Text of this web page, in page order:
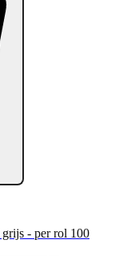
- per rol 100